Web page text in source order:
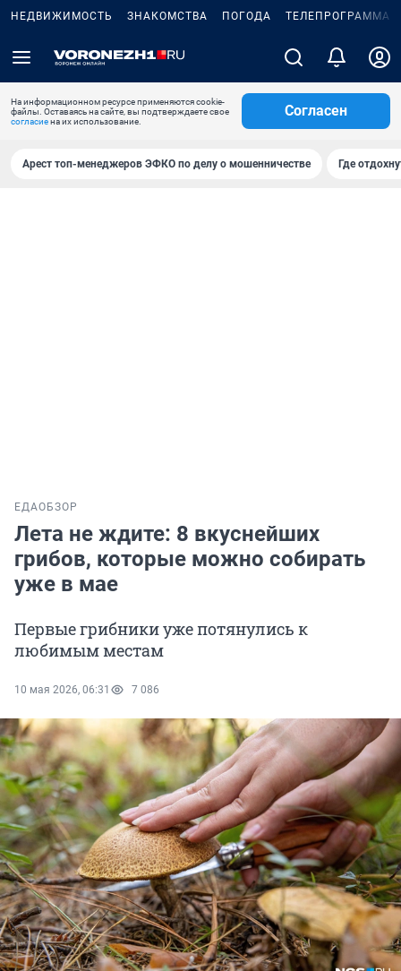
НЕДВИЖИМОСТЬ ЗНАКОМСТВА ПОГОДА ТЕЛЕПРОГРАММА
На информационном ресурсе применяются cookie-
файлы. Оставаясь на сайте, вы подтверждаете свое
согласиена их использование.
Согласен
Арест топ-менеджеров ЭФКО по делу о мошенничестве Где
ЕДАОБЗОР
Лета не ждите: 8 вкуснейших
грибов, которые можно собирать
уже в мае
Первые грибники уже потянулись к
любимым местам
10 мая 2026, 06:31 7 086